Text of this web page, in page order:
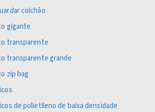
colchão
gigante
transparente
transparente grande
zip bag
de polietileno de baixa densidade